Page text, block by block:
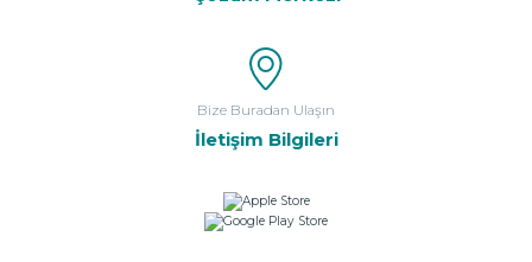
Bize Buradan Ulaşın
İletişim Bilgileri